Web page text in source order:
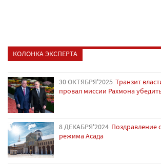
КОЛОНКА ЭКСПЕРТА
30 ОКТЯБРЯ'2025 Транзит
провал миссии Рахмона
8 ДЕКАБРЯ'2024 Поздравление
режима Асада